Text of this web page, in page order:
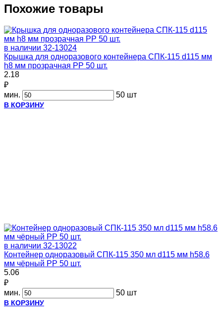
Похожие товары
в наличии 32-13024
Крышка для одноразового контейнера СПК-115 d115 мм
h8 мм прозрачная PP 50 шт.
2.18
₽
мин.
50 шт
В КОРЗИНУ
в наличии 32-13022
Контейнер одноразовый СПК-115 350 мл d115 мм h58.6
мм чёрный PP 50 шт.
5.06
₽
мин.
50 шт
В КОРЗИНУ